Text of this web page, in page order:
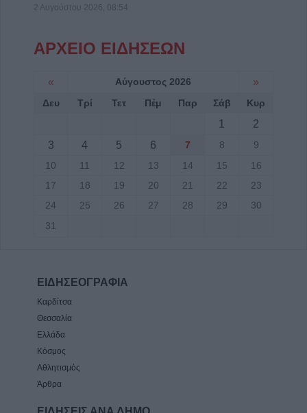
2 Αυγούστου 2026, 08:54
ΑΡΧΕΙΟ ΕΙΔΗΣΕΩΝ
« Αύγουστος 2026 »
Δευ Τρί Τετ Πέμ Παρ Σάβ Κυρ
1
2
3
4 5 6 7 8
9
10
11 12 13 14 15
16
17
18 19 20 21 22
23
24
25 26 27 28 29
30
31
ΕΙΔΗΣΕΟΓΡΑΦΙΑ
Καρδίτσα
Θεσσαλία
Ελλάδα
Κόσμος
Αθλητισμός
Άρθρα